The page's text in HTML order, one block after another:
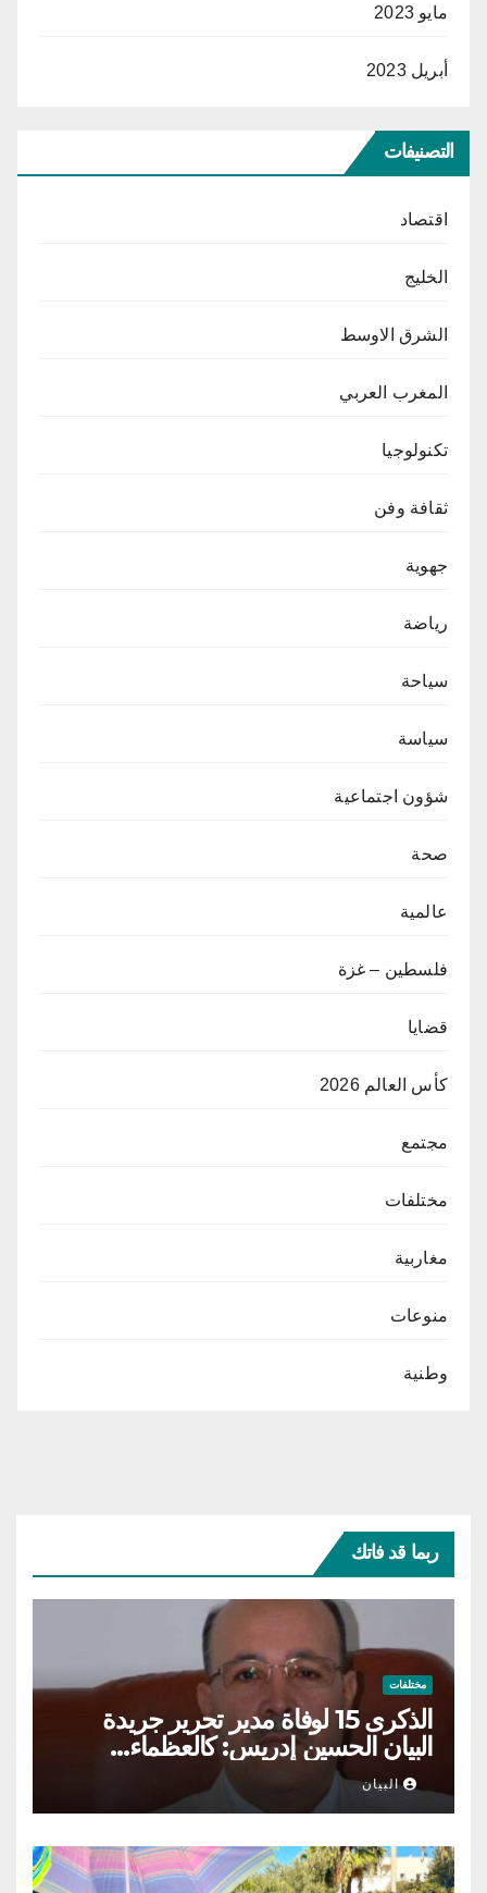
مايو 2023
أبريل 2023
التصنيفات
اقتصاد
الخليج
الشرق الاوسط
المغرب العربي
تكنولوجيا
ثقافة وفن
جهوية
رياضة
سياحة
سياسة
شؤون اجتماعية
صحة
عالمية
فلسطين – غزة
قضايا
كأس العالم 2026
مجتمع
مختلفات
مغاربية
منوعات
وطنية
ربما قد فاتك
مختلفات
الذكرى 15 لوفاة مدير تحرير جريدة
البيان الحسين إدريس: كالعظماء…
عاش شامخا ورحل واقفا
البيان